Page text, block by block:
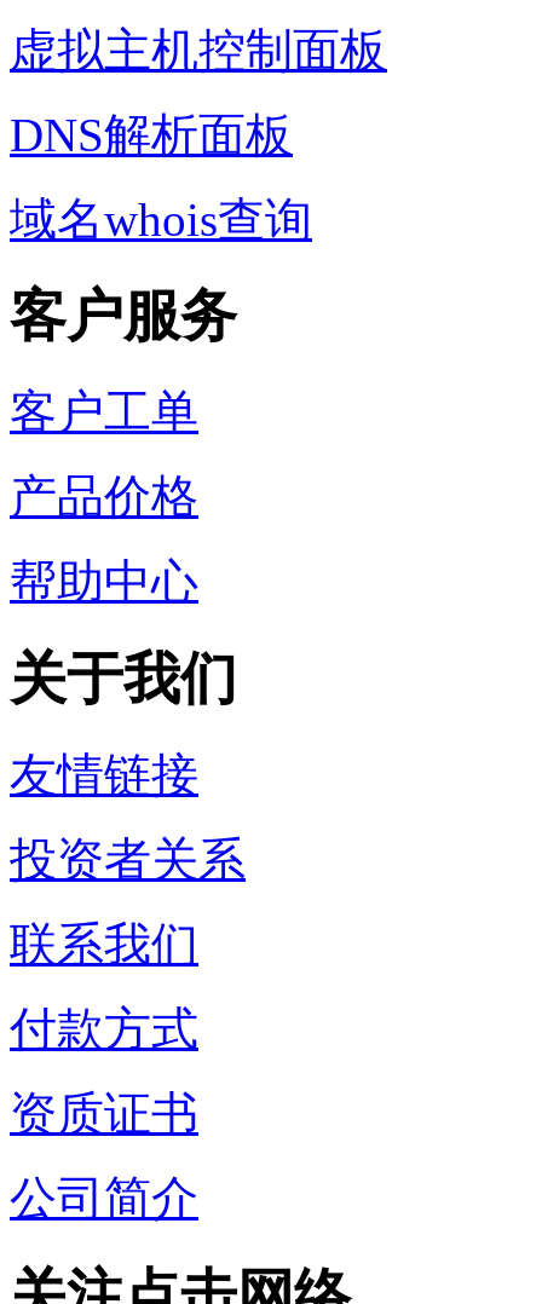
虚拟主机控制面板
DNS解析面板
域名whois查询
客户服务
客户工单
产品价格
帮助中心
关于我们
友情链接
投资者关系
联系我们
付款方式
资质证书
公司简介